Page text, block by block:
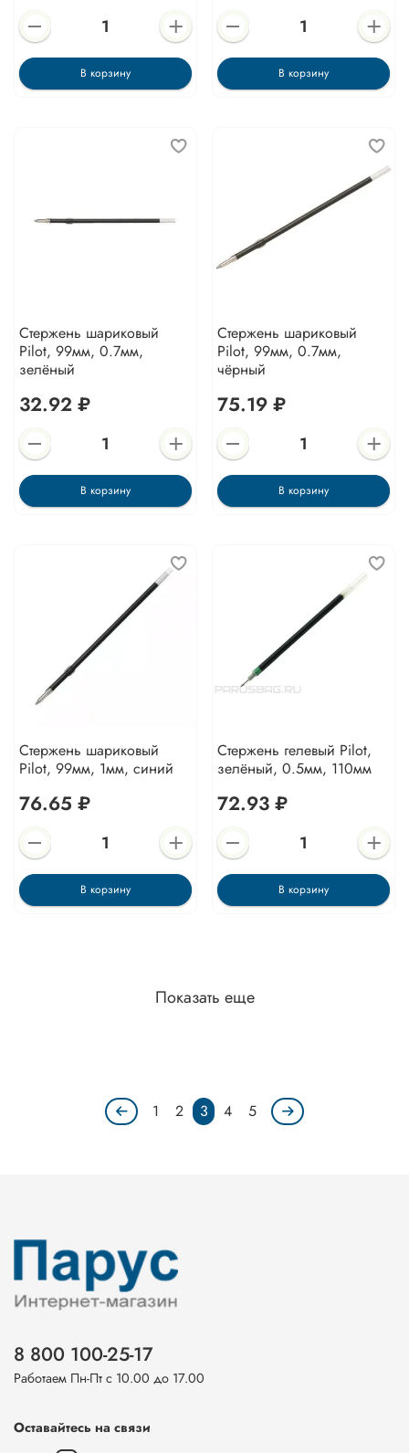
В корзину В корзину
Стержень шариковый
Pilot, 99мм, 0.7мм,
зелёный
32.92 ₽
В корзину
Стержень шариковый
Pilot, 99мм, 0.7мм,
чёрный
75.19 ₽
В корзину
Стержень шариковый
Pilot, 99мм, 1мм, синий
76.65 ₽
В корзину
Стержень гелевый Pilot,
зелёный, 0.5мм, 110мм
72.93 ₽
В корзину
Показать еще
1 2 3 4 5
8 800 100-25-17
Работаем Пн-Пт с 10.00 до 17.00
Оставайтесь на связи